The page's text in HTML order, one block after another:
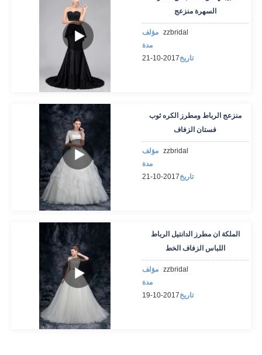
السهرة منزعج
مؤلف zzbridal
مدة
تاريخ2017-10-21
منزعج الرباط ومطرز الكره ثوب
فستان الزفاف
مؤلف zzbridal
مدة
تاريخ2017-10-21
الملكة ان مطرز الدانتيل الرباط
اللباس الزفاف الخط
مؤلف zzbridal
مدة
تاريخ2017-10-19